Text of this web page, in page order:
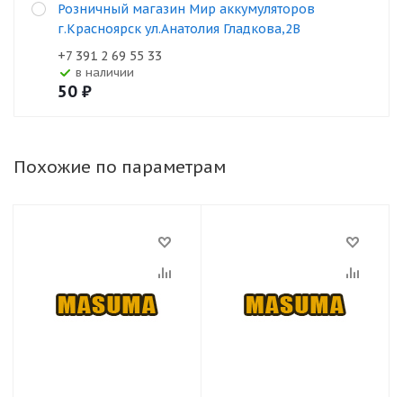
Розничный магазин Мир аккумуляторов
г.Красноярск ул.Анатолия Гладкова,2В
+7 391 2 69 55 33
В наличии
50 ₽
Похожие по параметрам